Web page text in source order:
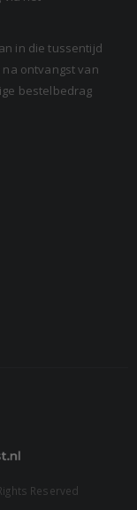
in die tussentijd
ontvangst van
bestelbedrag
Reserved